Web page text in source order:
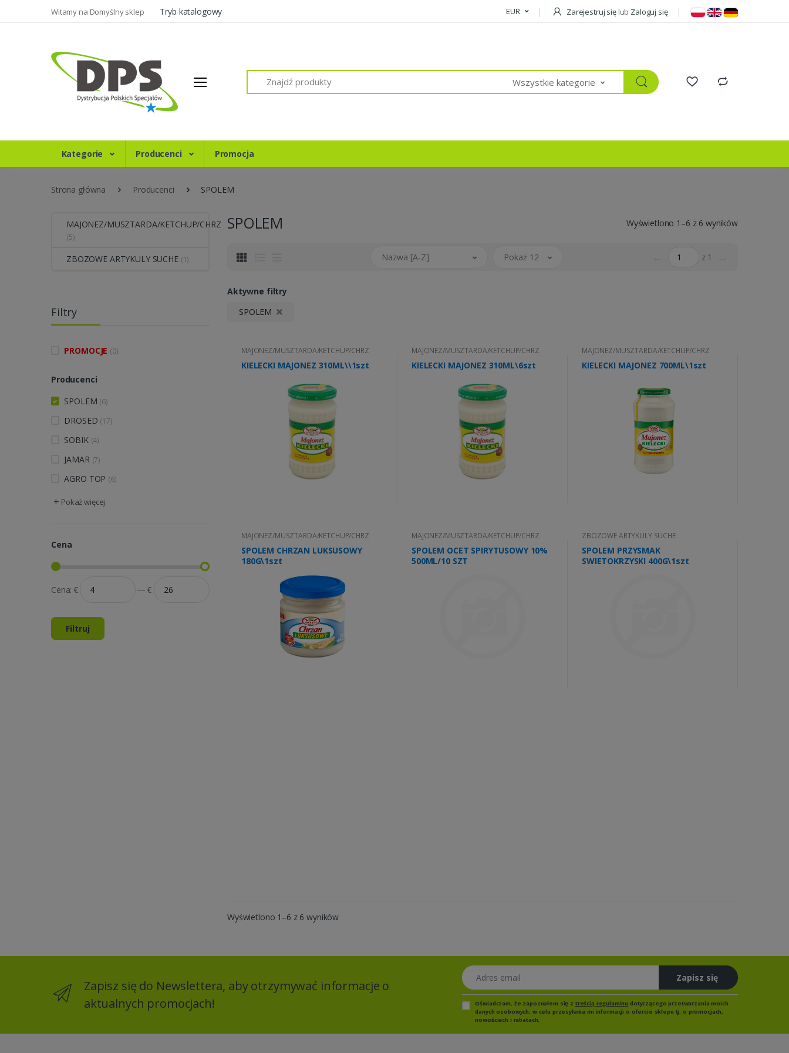
Witamy na Domyślny sklep Tryb katalogowy EUR Zarejestruj się lub Zaloguj się
Wszystkie kategorie
Kategorie Producenci Promocja
Strona główna Producenci SPOLEM
MAJONEZ/MUSZTARDA/KETCHUP/CHRZ
(5)
ZBOZOWE ARTYKULY SUCHE (1)
Filtry
PROMOCJE (0)
Producenci
SPOLEM (6)
DROSED (17)
SOBIK (4)
JAMAR (7)
AGRO TOP (6)
+ Pokaż więcej
Cena
Cena: € — €
Filtruj
SPOLEM Wyświetlono 1–6 z 6 wyników
Nazwa [A-Z] Pokaż 12 z 1
Aktywne filtry
SPOLEM
MAJONEZ/MUSZTARDA/KETCHUP/CHRZ
KIELECKI MAJONEZ 310ML\\1szt
MAJONEZ/MUSZTARDA/KETCHUP/CHRZ
KIELECKI MAJONEZ 310ML\6szt
MAJONEZ/MUSZTARDA/KETCHUP/CHRZ
KIELECKI MAJONEZ 700ML\1szt
MAJONEZ/MUSZTARDA/KETCHUP/CHRZ
SPOLEM CHRZAN LUKSUSOWY
180G\1szt
MAJONEZ/MUSZTARDA/KETCHUP/CHRZ
SPOLEM OCET SPIRYTUSOWY 10%
500ML/10 SZT
ZBOZOWE ARTYKULY SUCHE
SPOLEM PRZYSMAK
SWIETOKRZYSKI 400G\1szt
Wyświetlono 1–6 z 6 wyników
Zapisz się do Newslettera, aby otrzymywać informacje o
aktualnych promocjach!
Adres email
Zapisz się
Oświadczam, że zapoznałem się z treścią regulaminu dotyczącego przetwarzania moich
danych osobowych, w celu przesyłania mi informacji o ofercie sklepu tj. o promocjach,
nowościach i rabatach.